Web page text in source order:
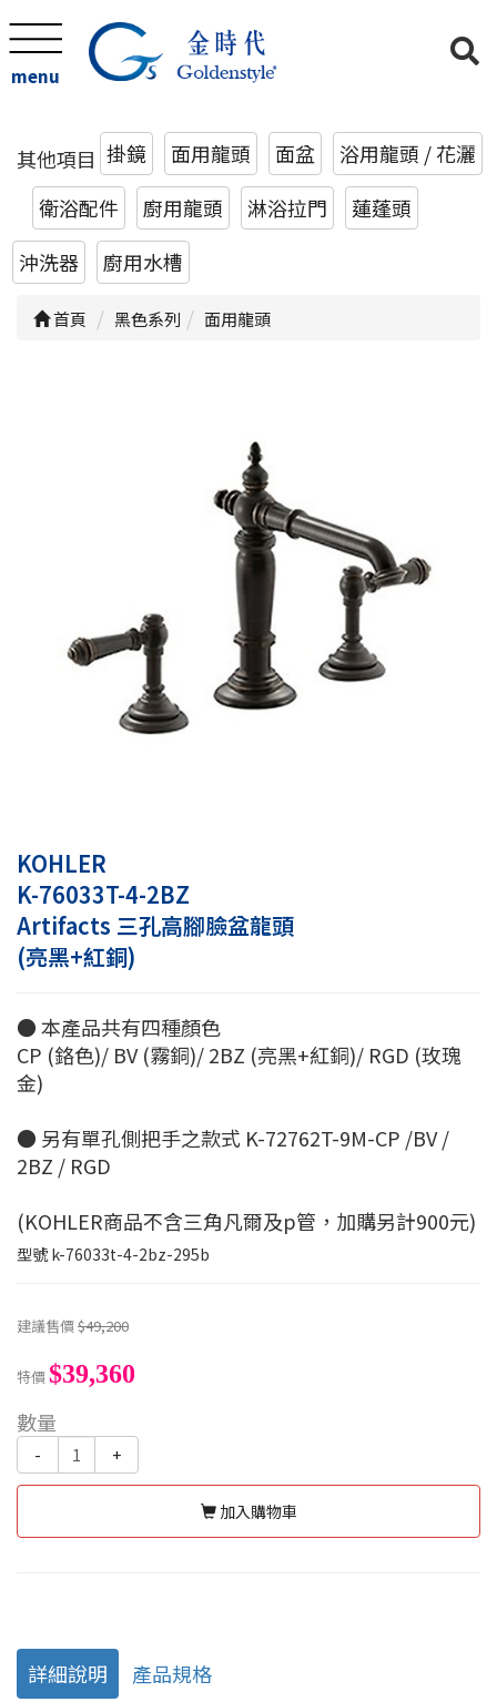
menu
其他項目 掛鏡 面用龍頭 面盆
浴用龍頭 / 花灑
衛浴配件
廚用龍頭 淋浴拉門
蓮蓬頭
沖洗器
廚用水槽
首頁 黑色系列 面用龍頭
KOHLER
K-76033T-4-2BZ
Artifacts 三孔高腳臉盆龍頭
(亮黑+紅銅)
● 本產品共有四種顏色
CP (鉻色)/ BV (霧銅)/ 2BZ (亮黑+紅銅)/ RGD (玫瑰
金)
● 另有單孔側把手之款式 K-72762T-9M-CP /BV /
2BZ / RGD
(KOHLER商品不含三角凡爾及p管，加購另計900元)
型號k-76033t-4-2bz-295b
建議售價$49,200
特價$39,360
數量
- +
加入購物車
詳細說明 產品規格